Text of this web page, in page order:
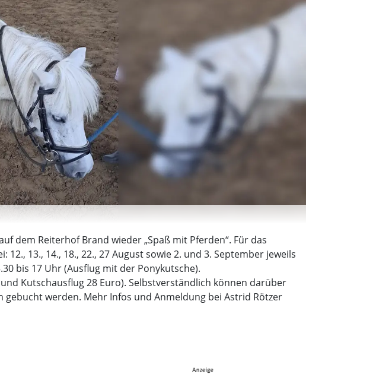
dem Reiterhof Brand wieder „Spaß mit Pferden“. Für das
13., 14., 18., 22., 27 August sowie 2. und 3. September jeweils
bis 17 Uhr (Ausflug mit der Ponykutsche).
Kutschausflug 28 Euro). Selbstverständlich können darüber
werden. Mehr Infos und Anmeldung bei Astrid Rötzer